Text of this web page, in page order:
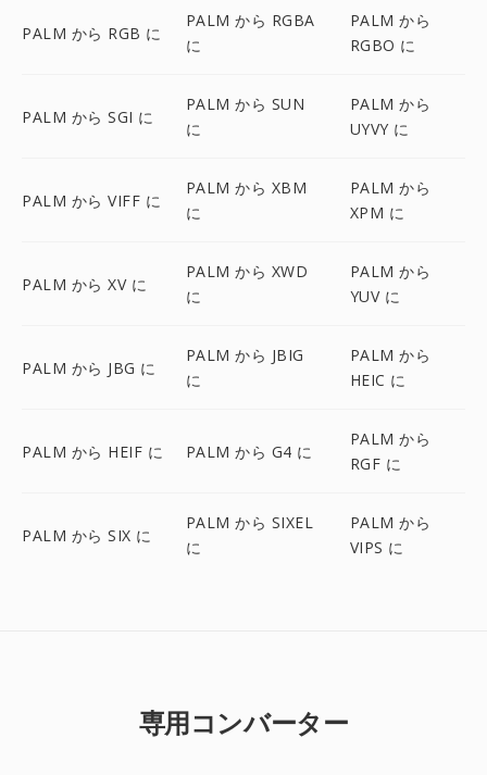
PALM から RGB に
PALM から RGBA
に
PALM から
RGBO に
PALM から SGI に
PALM から SUN
に
PALM から
UYVY に
PALM から VIFF に
PALM から XBM
に
PALM から
XPM に
PALM から XV に
PALM から XWD
に
PALM から
YUV に
PALM から JBG に
PALM から JBIG
に
PALM から
HEIC に
PALM から HEIF に PALM から G4 に
PALM から
RGF に
PALM から SIX に
PALM から SIXEL
に
PALM から
VIPS に
専用コンバーター